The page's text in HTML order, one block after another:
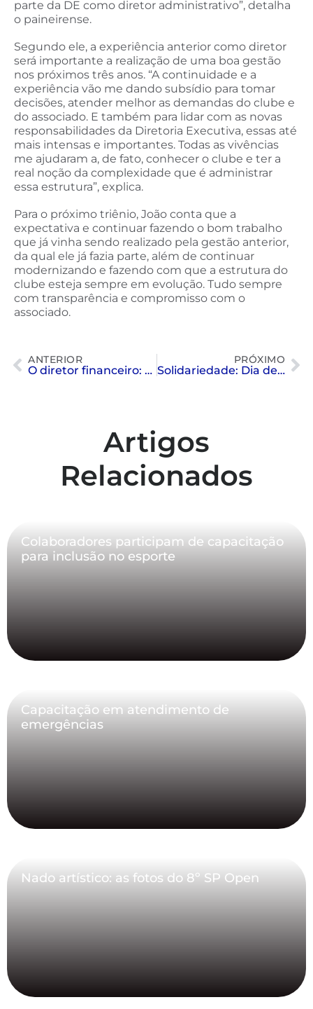
parte da DE como diretor administrativo”, detalha
o paineirense.
Segundo ele, a experiência anterior como diretor
será importante a realização de uma boa gestão
nos próximos três anos. “A continuidade e a
experiência vão me dando subsídio para tomar
decisões, atender melhor as demandas do clube e
do associado. E também para lidar com as novas
responsabilidades da Diretoria Executiva, essas até
mais intensas e importantes. Todas as vivências
me ajudaram a, de fato, conhecer o clube e ter a
real noção da complexidade que é administrar
essa estrutura”, explica.
Para o próximo triênio, João conta que a
expectativa e continuar fazendo o bom trabalho
que já vinha sendo realizado pela gestão anterior,
da qual ele já fazia parte, além de continuar
modernizando e fazendo com que a estrutura do
clube esteja sempre em evolução. Tudo sempre
com transparência e compromisso com o
associado.
ANTERIOR
O diretor financeiro: olha ele aí de novo!
PRÓXIMO
Solidariedade: Dia de Doação de Sangue
Artigos
Relacionados
Colaboradores participam de capacitação
para inclusão no esporte
Capacitação em atendimento de
emergências
Nado artístico: as fotos do 8º SP Open